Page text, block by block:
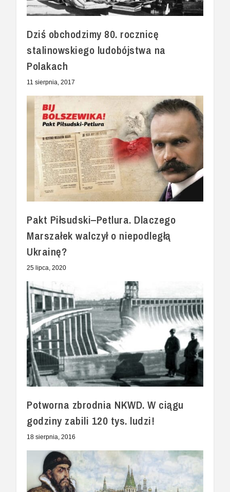
Dziś obchodzimy 80. rocznicę
stalinowskiego ludobójstwa na
Polakach
11 sierpnia, 2017
Pakt Piłsudski–Petlura. Dlaczego
Marszałek walczył o niepodległą
Ukrainę?
25 lipca, 2020
Potworna zbrodnia NKWD. W ciągu
godziny zabili 120 tys. ludzi!
18 sierpnia, 2016